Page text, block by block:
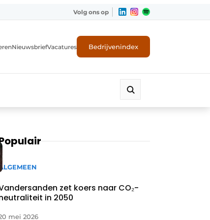
Volg ons op
NieuwsbriefVacatures Bedrijvenindex
ALGEMEEN
zet koers naar CO₂-
in 2050
mei 2026